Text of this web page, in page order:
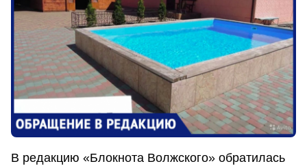
В редакцию «Блокнота Волжского» обратилась